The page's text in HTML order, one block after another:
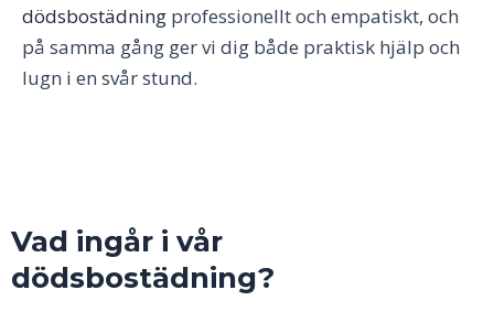
dödsbostädning professionellt och empatiskt, och
på samma gång ger vi dig både praktisk hjälp och
lugn i en svår stund.
Vad ingår i vår
dödsbostädning?